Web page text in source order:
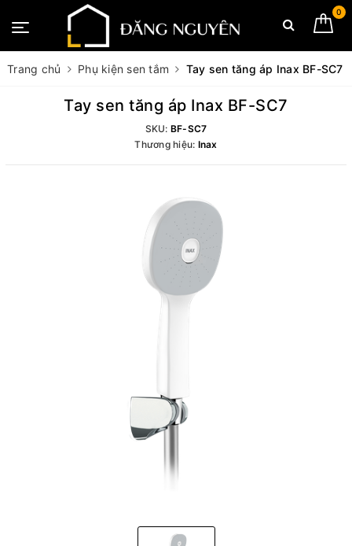
0
Trang chủ Phụ kiện sen tắm Tay sen tăng áp Inax BF-SC7
Tay sen tăng áp Inax BF-SC7
SKU: BF-SC7
Thương hiệu: Inax